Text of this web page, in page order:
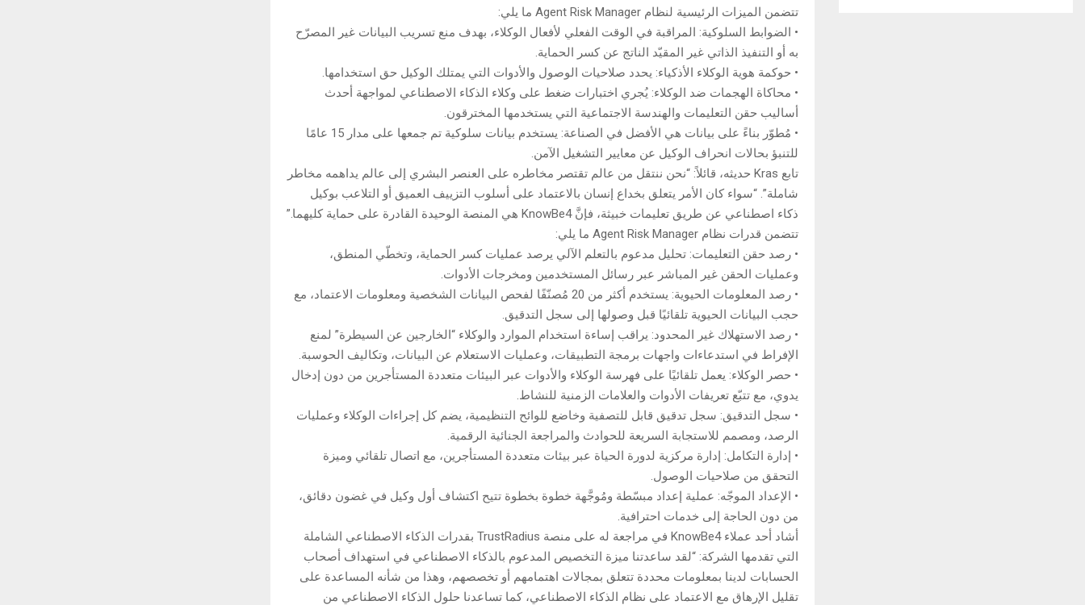
تتضمن الميزات الرئيسية لنظام Agent Risk Manager ما يلي:
• الضوابط السلوكية: المراقبة في الوقت الفعلي لأفعال الوكلاء، بهدف منع تسريب البيانات غير المصرّح
به أو التنفيذ الذاتي غير المقيّد الناتج عن كسر الحماية.
• حوكمة هوية الوكلاء الأذكياء: يحدد صلاحيات الوصول والأدوات التي يمتلك الوكيل حق استخدامها.
• محاكاة الهجمات ضد الوكلاء: يُجري اختبارات ضغط على وكلاء الذكاء الاصطناعي لمواجهة أحدث
أساليب حقن التعليمات والهندسة الاجتماعية التي يستخدمها المخترقون.
• مُطوّر بناءً على بيانات هي الأفضل في الصناعة: يستخدم بيانات سلوكية تم جمعها على مدار 15 عامًا
للتنبؤ بحالات انحراف الوكيل عن معايير التشغيل الآمن.
تابع Kras حديثه، قائلاً: “نحن ننتقل من عالم تقتصر مخاطره على العنصر البشري إلى عالم يداهمه مخاطر
شاملة”. “سواء كان الأمر يتعلق بخداع إنسان بالاعتماد على أسلوب التزييف العميق أو التلاعب بوكيل
ذكاء اصطناعي عن طريق تعليمات خبيثة، فإنَّ KnowBe4 هي المنصة الوحيدة القادرة على حماية كليهما.”
تتضمن قدرات نظام Agent Risk Manager ما يلي:
• رصد حقن التعليمات: تحليل مدعوم بالتعلم الآلي يرصد عمليات كسر الحماية، وتخطّي المنطق،
وعمليات الحقن غير المباشر عبر رسائل المستخدمين ومخرجات الأدوات.
• رصد المعلومات الحيوية: يستخدم أكثر من 20 مُصنّفًا لفحص البيانات الشخصية ومعلومات الاعتماد، مع
حجب البيانات الحيوية تلقائيًا قبل وصولها إلى سجل التدقيق.
• رصد الاستهلاك غير المحدود: يراقب إساءة استخدام الموارد والوكلاء “الخارجين عن السيطرة” لمنع
الإفراط في استدعاءات واجهات برمجة التطبيقات، وعمليات الاستعلام عن البيانات، وتكاليف الحوسبة.
• حصر الوكلاء: يعمل تلقائيًا على فهرسة الوكلاء والأدوات عبر البيئات متعددة المستأجرين من دون إدخال
يدوي، مع تتبّع تعريفات الأدوات والعلامات الزمنية للنشاط.
• سجل التدقيق: سجل تدقيق قابل للتصفية وخاضع للوائح التنظيمية، يضم كل إجراءات الوكلاء وعمليات
الرصد، ومصمم للاستجابة السريعة للحوادث والمراجعة الجنائية الرقمية.
• إدارة التكامل: إدارة مركزية لدورة الحياة عبر بيئات متعددة المستأجرين، مع اتصال تلقائي وميزة
التحقق من صلاحيات الوصول.
• الإعداد الموجّه: عملية إعداد مبسّطة ومُوجَّهة خطوة بخطوة تتيح اكتشاف أول وكيل في غضون دقائق،
من دون الحاجة إلى خدمات احترافية.
أشاد أحد عملاء KnowBe4 في مراجعة له على منصة TrustRadius بقدرات الذكاء الاصطناعي الشاملة
التي تقدمها الشركة: “لقد ساعدتنا ميزة التخصيص المدعوم بالذكاء الاصطناعي في استهداف أصحاب
الحسابات لدينا بمعلومات محددة تتعلق بمجالات اهتمامهم أو تخصصهم، وهذا من شأنه المساعدة على
تقليل الإرهاق مع الاعتماد على نظام الذكاء الاصطناعي، كما تساعدنا حلول الذكاء الاصطناعي من